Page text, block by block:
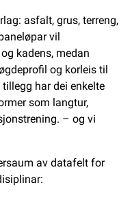
asfalt, grus, terreng,
vil
kadens, medan
og korleis til
har dei enkelte
som langtur,
– og vi
av datafelt for